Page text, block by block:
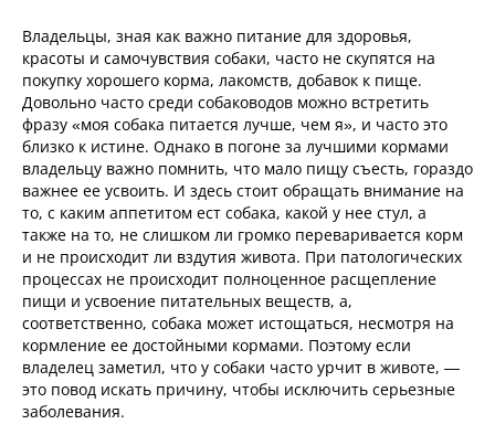
Владельцы, зная как важно питание для здоровья,
красоты и самочувствия собаки, часто не скупятся на
покупку хорошего корма, лакомств, добавок к пище.
Довольно часто среди собаководов можно встретить
фразу «моя собака питается лучше, чем я», и часто это
близко к истине. Однако в погоне за лучшими кормами
владельцу важно помнить, что мало пищу съесть, гораздо
важнее ее усвоить. И здесь стоит обращать внимание на
то, с каким аппетитом ест собака, какой у нее стул, а
также на то, не слишком ли громко переваривается корм
и не происходит ли вздутия живота. При патологических
процессах не происходит полноценное расщепление
пищи и усвоение питательных веществ, а,
соответственно, собака может истощаться, несмотря на
кормление ее достойными кормами. Поэтому если
владелец заметил, что у собаки часто урчит в животе, —
это повод искать причину, чтобы исключить серьезные
заболевания.